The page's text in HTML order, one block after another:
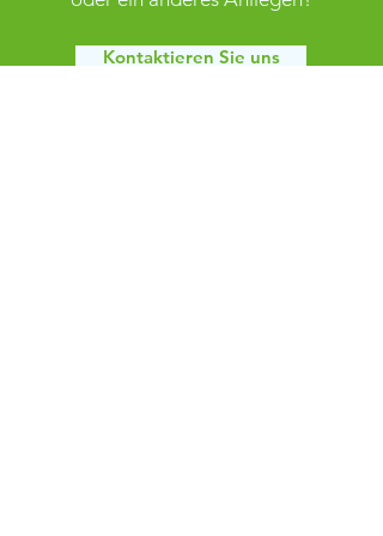
Kontaktieren Sie uns